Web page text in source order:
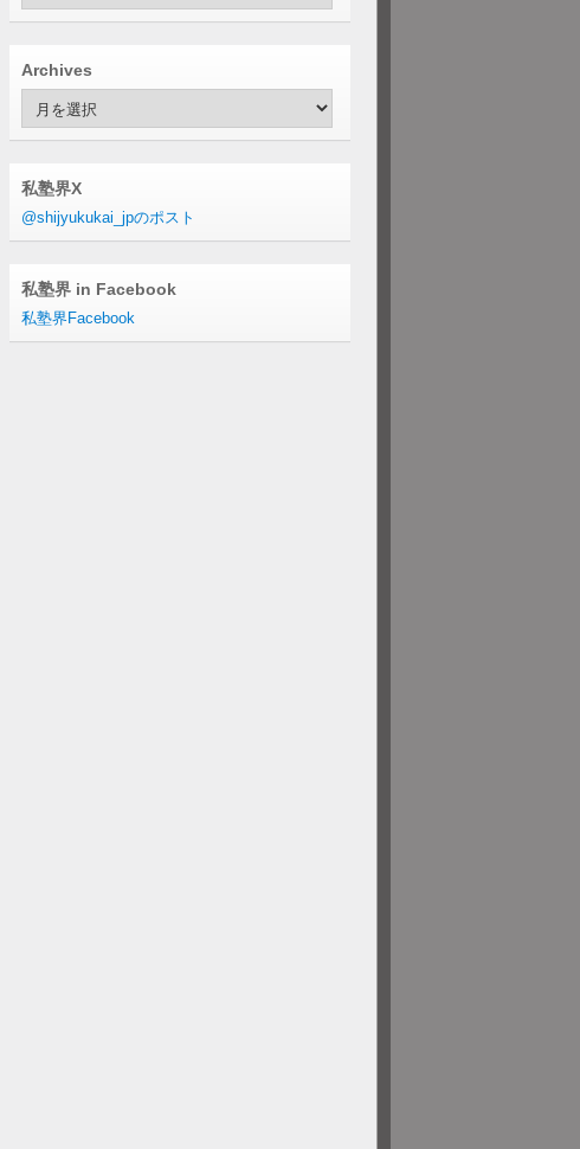
ゴ
ー
Archives
Archives
私塾界X
@shijyukukai_jpのポスト
私塾界 in Facebook
私塾界Facebook